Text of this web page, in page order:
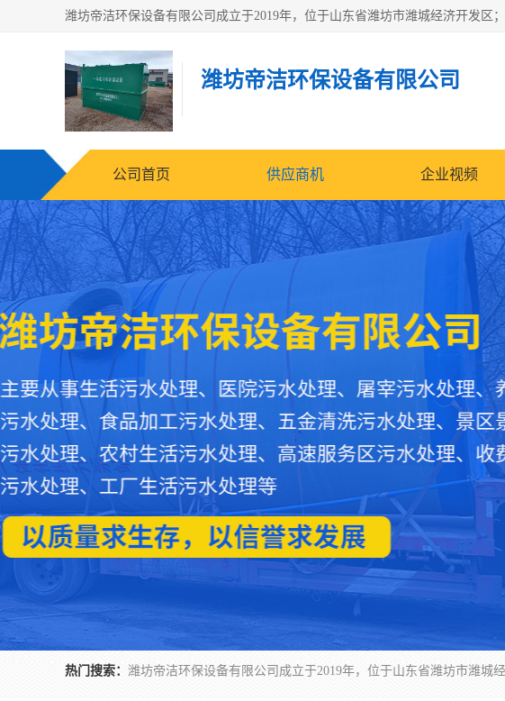
潍坊帝洁环保设备有限公司
公司首页 供应商机 企业视频
热门搜索：